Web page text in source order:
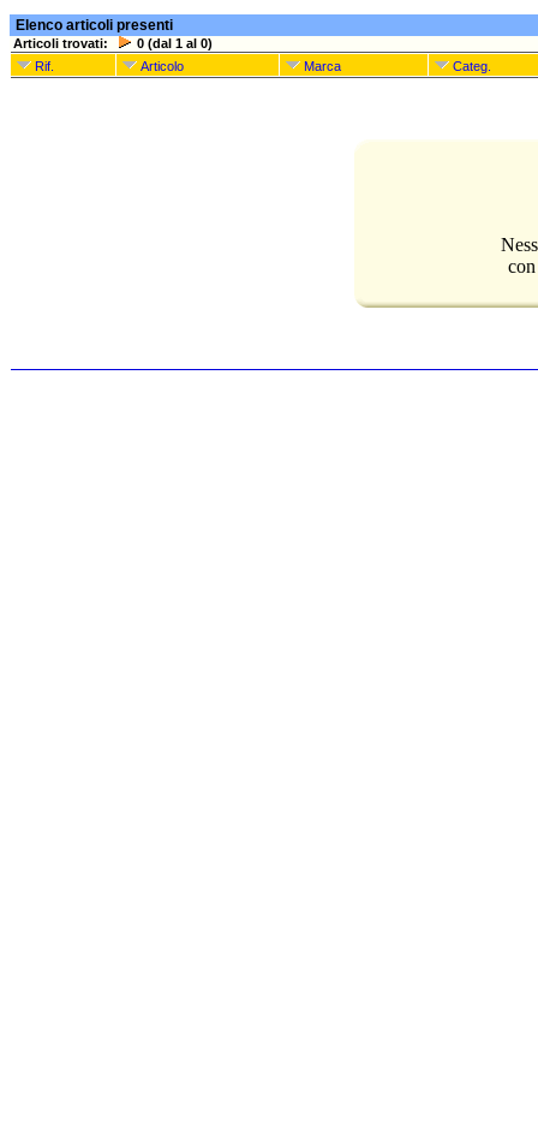
Elenco articoli presenti
Articoli trovati:
0 (dal 1 al 0)
Rif.
Articolo Marca Categ.